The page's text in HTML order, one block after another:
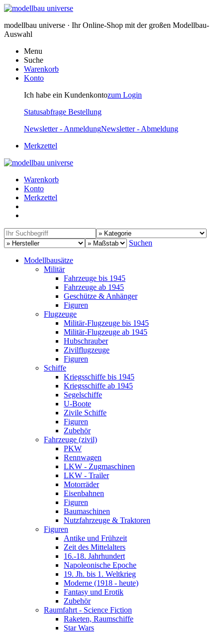
modellbau universe · Ihr Online-Shop mit der großen Modellbau-
Auswahl
Menu
Suche
Warenkorb
Konto
Ich habe ein Kundenkontozum Login
Statusabfrage Bestellung
Newsletter - AnmeldungNewsletter - Abmeldung
Merkzettel
Warenkorb
Konto
Merkzettel
Suchen
Modellbausätze
Militär
Fahrzeuge bis 1945
Fahrzeuge ab 1945
Geschütze & Anhänger
Figuren
Flugzeuge
Militär-Flugzeuge bis 1945
Militär-Flugzeuge ab 1945
Hubschrauber
Zivilflugzeuge
Figuren
Schiffe
Kriegsschiffe bis 1945
Kriegsschiffe ab 1945
Segelschiffe
U-Boote
Zivile Schiffe
Figuren
Zubehör
Fahrzeuge (zivil)
PKW
Rennwagen
LKW - Zugmaschinen
LKW - Trailer
Motorräder
Eisenbahnen
Figuren
Baumaschinen
Nutzfahrzeuge & Traktoren
Figuren
Antike und Frühzeit
Zeit des Mittelalters
16.-18. Jahrhundert
Napoleonische Epoche
19. Jh. bis 1. Weltkrieg
Moderne (1918 - heute)
Fantasy und Erotik
Zubehör
Raumfahrt - Science Fiction
Raketen, Raumschiffe
Star Wars